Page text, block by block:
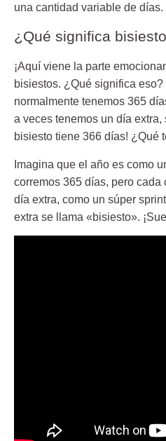
una cantidad variable de días.
¿Qué significa
¡Aquí viene la parte
bisiestos. ¿Qué significa
normalmente tenemos 365
a veces tenemos un día extra,
bisiesto tiene 366 días! ¿Qué
Imagina que el año es como
corremos 365 días, pero cada
día extra, como un súper
extra se llama «bisiesto».